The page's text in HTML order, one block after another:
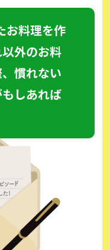
お料理を作
外のお料
慣れない
しあれば